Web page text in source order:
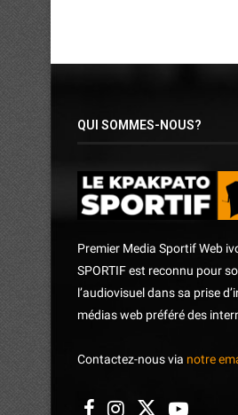
QUI SOMMES-NOUS?
Premier Media Sportif Web
SPORTIF est reconnu pour
l’audiovisuel dans sa prise
médias web préféré des
Contactez-nous via notre